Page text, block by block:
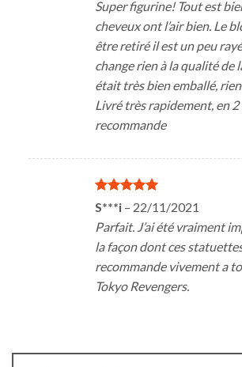
Super figurine! Tout est
cheveux ont l’air bien. Le
être retiré il est un peu
change rien à la qualité de
était très bien emballé, rien
Livré très rapidement, en 2
recommande
Note
sur
5
S***i – 22/11/2021
Parfait. J’ai été vraiment
la façon dont ces
recommande vivement a
Tokyo Revengers.